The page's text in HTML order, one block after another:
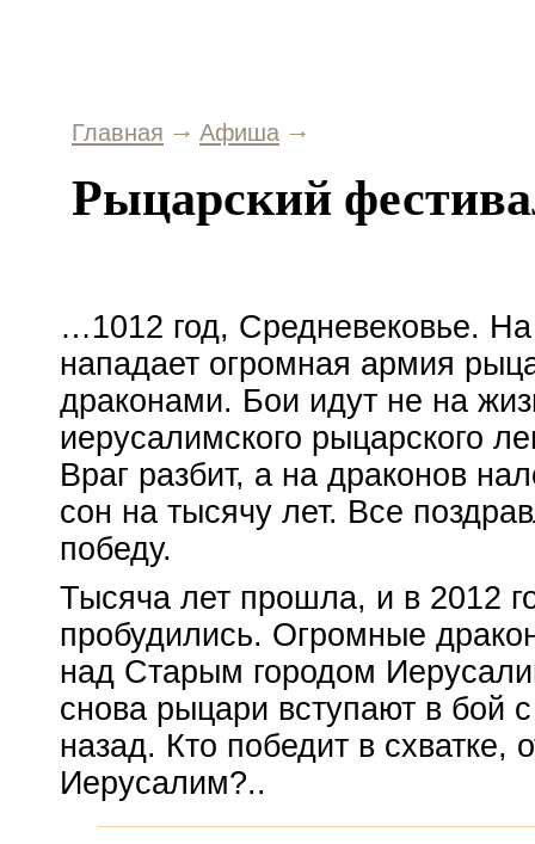
Главная Афиша
Рыцарский
…1012 год, Средневековье.
нападает огромная армия
драконами. Бои идут не на
иерусалимского рыцарского
Враг разбит, а на драконов
сон на тысячу лет. Все
победу.
Тысяча лет прошла, и в 2012
пробудились. Огромные
над Старым городом
снова рыцари вступают в бой
назад. Кто победит в схватке,
Иерусалим?..